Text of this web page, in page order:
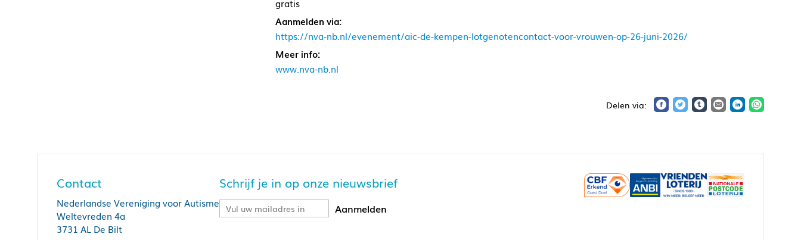
gratis
Aanmelden via:
https://nva-nb.nl/evenement/aic-de-kempen-lotgenotencontact-voor-vrouwen-op-26-juni-2026/
Meer info:
www.nva-nb.nl
Contact
Nederlandse Vereniging voor Autisme
Weltevreden 4a
3731 AL De Bilt
Schrijf je in op onze nieuwsbrief